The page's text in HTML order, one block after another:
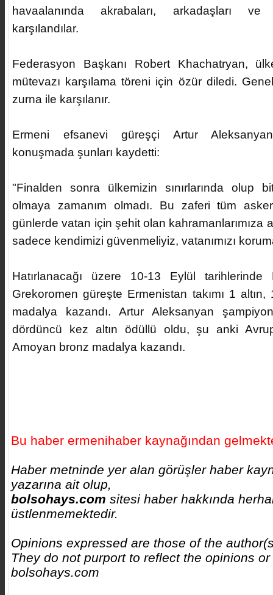
havaalanında akrabaları, arkadaşları ve
karşılandılar.
Federasyon Başkanı Robert Khachatryan,
mütevazı karşılama töreni için özür diledi.
zurna ile karşılanır.
Ermeni efsanevi güreşçi Artur
konuşmada şunları kaydetti:
"Finalden sonra ülkemizin sınırlarında olup
olmaya zamanım olmadı. Bu zaferi tüm
günlerde vatan için şehit olan kahramanlarımıza
sadece kendimizi güvenmeliyiz, vatanımızı
Hatırlanacağı üzere 10-13 Eylül tarihlerinde
Grekoromen güreşte Ermenistan takımı 1
madalya kazandı. Artur Aleksanyan
dördüncü kez altın ödüllü oldu, şu anki
Amoyan bronz madalya kazandı.
Bu haber ermenihaber kaynağından
Haber metninde yer alan görüşler haber
yazarına ait olup,
bolsohays.com sitesi haber hakkında
üstlenmemektedir.
Opinions expressed are those of the
They do not purport to reflect the opinions
bolsohays.com